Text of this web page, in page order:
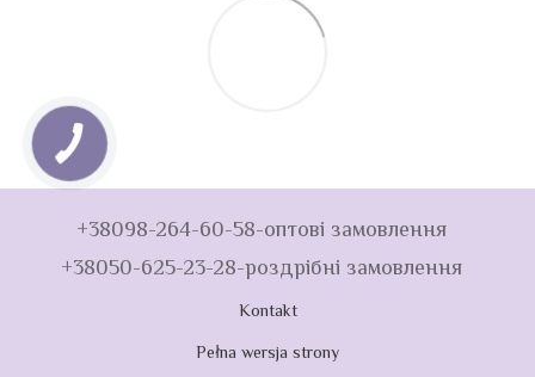
+38098-264-60-58-оптові замовлення
+38050-625-23-28-роздрібні замовлення
Kontakt
Pełna wersja strony